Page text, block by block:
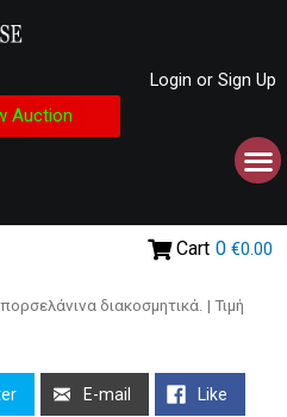
Login or Sign Up
Auction
Cart 0 €0.00
διακοσμητικά. | Τιμή
E-mail Like